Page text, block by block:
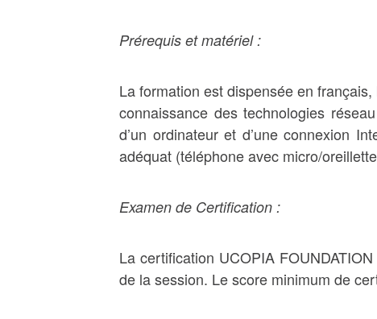
Prérequis et matériel :
La formation est dispensée en
connaissance des technologies
d’un ordinateur et d’une connexion
adéquat (téléphone avec micro/
Examen de Certification :
La certification UCOPIA
de la session. Le score minimum de